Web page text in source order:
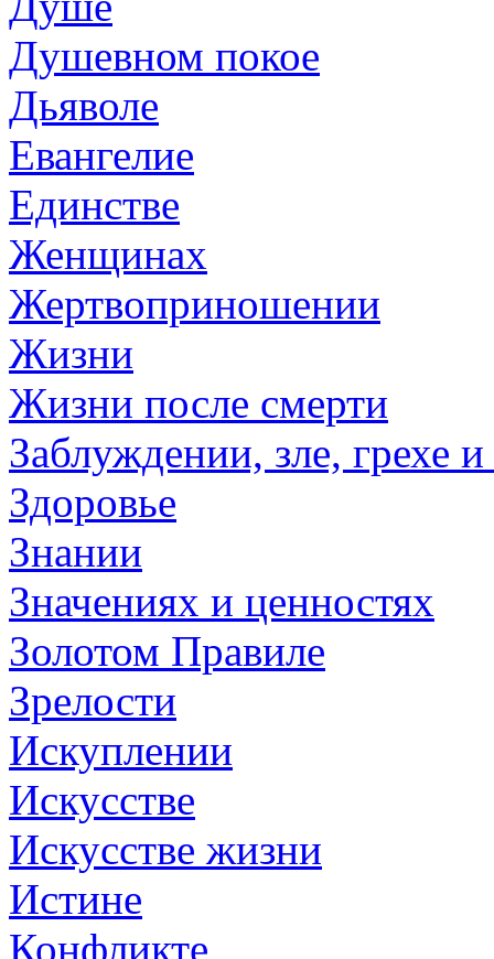
Душевном покое
Дьяволе
Евангелие
Единстве
Женщинах
Жертвоприношении
Жизни
Жизни после смерти
Заблуждении, зле, грехе
Здоровье
Знании
Значениях и ценностях
Золотом Правиле
Зрелости
Искуплении
Искусстве
Искусстве жизни
Истине
Конфликте